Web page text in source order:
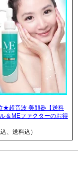
★超音波 美顔器【送料
＆MEファクターのお得
、送料込）